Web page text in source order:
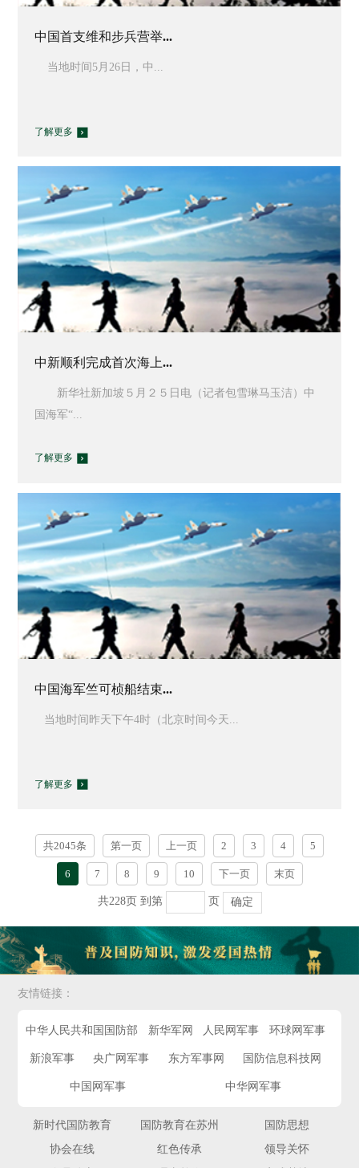
中国首支维和步兵营举...
当地时间5月26日，中...
了解更多
中新顺利完成首次海上...
新华社新加坡５月２５日电（记者包雪琳马玉洁）中
国海军“...
了解更多
中国海军竺可桢船结束...
当地时间昨天下午4时（北京时间今天...
了解更多
共2045条 第一页 上一页 2 3 4 5
6 7 8 9 10 下一页 末页
共228页 到第 页 确定
友情链接：
中华人民共和国国防部 新华军网 人民网军事 环球网军事
新浪军事 央广网军事 东方军事网 国防信息科技网
中国网军事 中华网军事
新时代国防教育 国防教育在苏州
国防思想
协会在线
红色传承
领导关怀